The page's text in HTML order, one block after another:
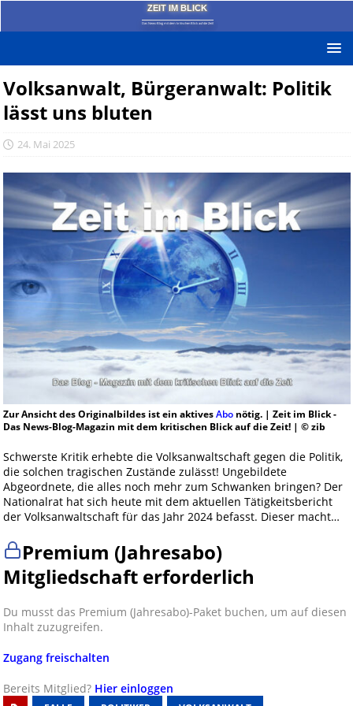
ZEIT IM BLICK
Das News-Blog mit dem kritischen Blick auf die Zeit!
Volksanwalt, Bürgeranwalt: Politik
lässt uns bluten
24. Mai 2025
Zur Ansicht des Originalbildes ist ein aktivesAbonötig. | Zeit im Blick -
Das News-Blog-Magazin mit dem kritischen Blick auf die Zeit! | © zib
Schwerste Kritik erhebte die Volksanwaltschaft gegen die Politik,
die solchen tragischen Zustände zulässt! Ungebildete
Abgeordnete, die alles noch mehr zum Schwanken bringen? Der
Nationalrat hat sich heute mit dem aktuellen Tätigkeitsbericht
der Volksanwaltschaft für das Jahr 2024 befasst. Dieser macht…
Premium (Jahresabo)
Mitgliedschaft erforderlich
Du musst das Premium (Jahresabo)-Paket buchen, um auf diesen
Inhalt zuzugreifen.
Zugang freischalten
Bereits Mitglied? Hier einloggen